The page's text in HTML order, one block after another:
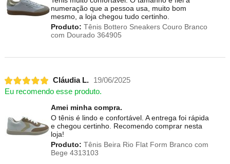
numeração que a pessoa usa, muito bom
mesmo, a loja chegou tudo certinho.
Produto: Tênis Bottero Sneakers Couro Branco
com Dourado 364905
Cláudia L.
19/06/2025
Eu recomendo esse produto.
Amei minha compra.
O tênis é lindo e confortável. A entrega foi rápida
e chegou certinho. Recomendo comprar nesta
loja!
Produto: Tênis Beira Rio Flat Form Branco com
Bege 4313103